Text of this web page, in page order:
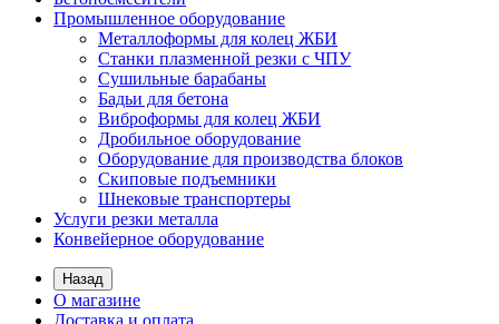
Промышленное оборудование
Металлоформы для колец ЖБИ
Станки плазменной резки с ЧПУ
Сушильные барабаны
Бадьи для бетона
Виброформы для колец ЖБИ
Дробильное оборудование
Оборудование для производства блоков
Скиповые подъемники
Шнековые транспортеры
Услуги резки металла
Конвейерное оборудование
Назад
О магазине
Доставка и оплата